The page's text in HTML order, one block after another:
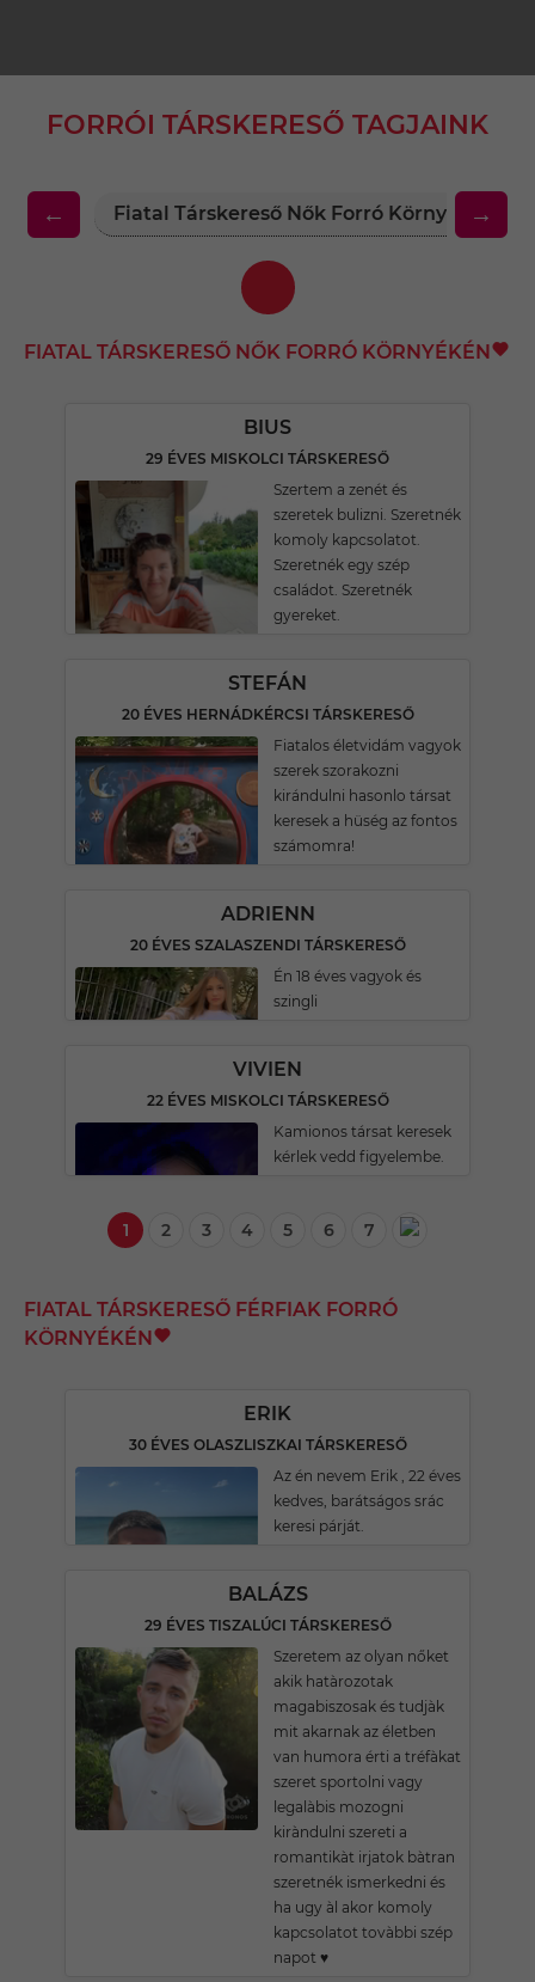
FORRÓI TÁRSKERESŐ TAGJAINK
← Fiatal Társkereső Nők Forró Környékén
→
FIATAL TÁRSKERESŐ NŐK FORRÓ KÖRNYÉKÉN
BIUS
29 ÉVES MISKOLCI TÁRSKERESŐ
Szertem a zenét és
szeretek bulizni. Szeretnék
komoly kapcsolatot.
Szeretnék egy szép
családot. Szeretnék
gyereket.
STEFÁN
20 ÉVES HERNÁDKÉRCSI TÁRSKERESŐ
Fiatalos életvidám vagyok
szerek szorakozni
kirándulni hasonlo társat
keresek a hüség az fontos
számomra!
ADRIENN
20 ÉVES SZALASZENDI TÁRSKERESŐ
Én 18 éves vagyok és
szingli
VIVIEN
22 ÉVES MISKOLCI TÁRSKERESŐ
Kamionos társat keresek
kérlek vedd figyelembe.
1 2 3 4 5 6 7
FIATAL TÁRSKERESŐ FÉRFIAK FORRÓ
KÖRNYÉKÉN
ERIK
30 ÉVES OLASZLISZKAI TÁRSKERESŐ
Az én nevem Erik , 22 éves
kedves, barátságos srác
keresi párját.
BALÁZS
29 ÉVES TISZALÚCI TÁRSKERESŐ
Szeretem az olyan nőket
akik hatàrozotak
magabiszosak és tudjàk
mit akarnak az életben
van humora érti a tréfàkat
szeret sportolni vagy
legalàbis mozogni
kiràndulni szereti a
romantikàt irjatok bàtran
szeretnék ismerkedni és
ha ugy àl akor komoly
kapcsolatot tovàbbi szép
napot ♥️